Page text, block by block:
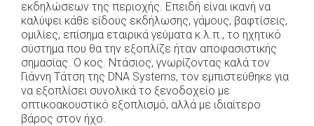
εκδηλώσεων της περιοχής. Επειδή είναι ικανή να
καλύψει κάθε είδους εκδήλωσης, γάμους, βαφτίσεις,
ομιλίες, επίσημα εταιρικά γεύματα κ.λ.π., το ηχητικό
σύστημα που θα την εξοπλίζε ήταν αποφασιστικής
σημασίας. Ο κος. Ντάσιος, γνωρίζοντας καλά τον
Γιάννη Τάτση της DNA Systems, τον εμπιστεύθηκε για
να εξοπλίσει συνολικά το ξενοδοχείο με
οπτικοακουστικό εξοπλισμό, αλλά με ιδιαίτερο
βάρος στον ήχο.